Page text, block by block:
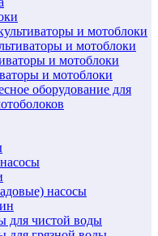
и мотоблоки
и мотоблоки
и мотоблоки
и мотоблоки
оборудование для
насосы
для чистой воды